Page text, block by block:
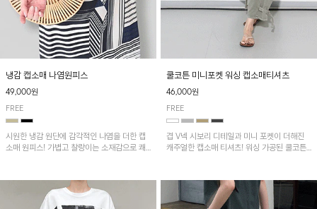
냉감 캡소매 나염원피스
49,000원
FREE
시원한 냉감 원단에 감각적인 나염을 더한 캡
소매 원피스! 가볍고 찰랑이는 소재감으로 쾌
쿨코튼 미니포켓 워싱 캡소매티셔츠
46,000원
FREE
겹 V넥 시보리 디테일과 미니 포켓이 더해진
캐주얼한 캡소매 티셔츠! 워싱 가공된 쿨코튼